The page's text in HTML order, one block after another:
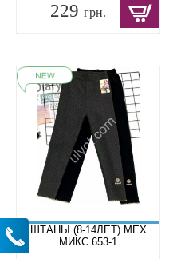
229 грн.
ШТАНЫ (8-14ЛЕТ) МЕХ
МИКС 653-1